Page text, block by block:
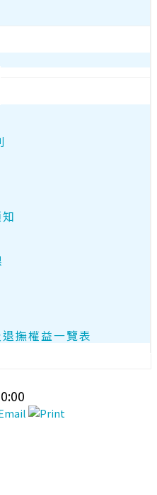
撫權益一覽表